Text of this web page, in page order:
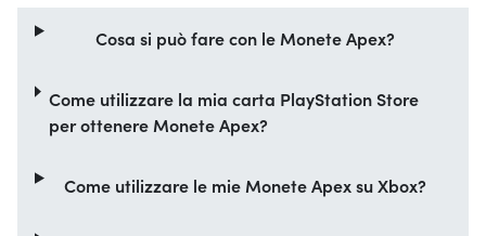
Cosa si può fare con le Monete Apex?
Come utilizzare la mia carta PlayStation Store
per ottenere Monete Apex?
Come utilizzare le mie Monete Apex su Xbox?